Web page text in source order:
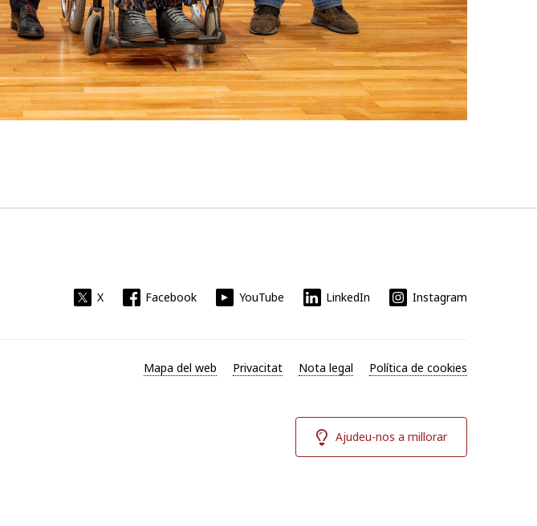
X Facebook YouTube LinkedIn Instagram
Mapa del web Privacitat Nota legal Política de cookies
Ajudeu-nos a millorar